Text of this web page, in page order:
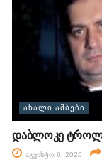
ᲐᲮᲐᲚᲘ ᲐᲛᲑᲔᲑᲘ
დაბლოკე
აგვისტო 6, 2026